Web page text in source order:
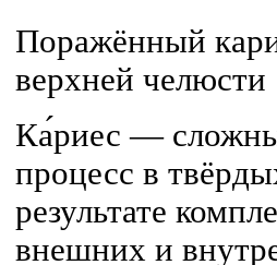
Поражённый
верхней челюсти
Ка́риес —
процесс в
результате
внешних и